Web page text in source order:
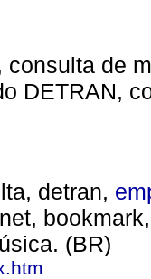
consulta de
DETRAN,
detran,
(BR)